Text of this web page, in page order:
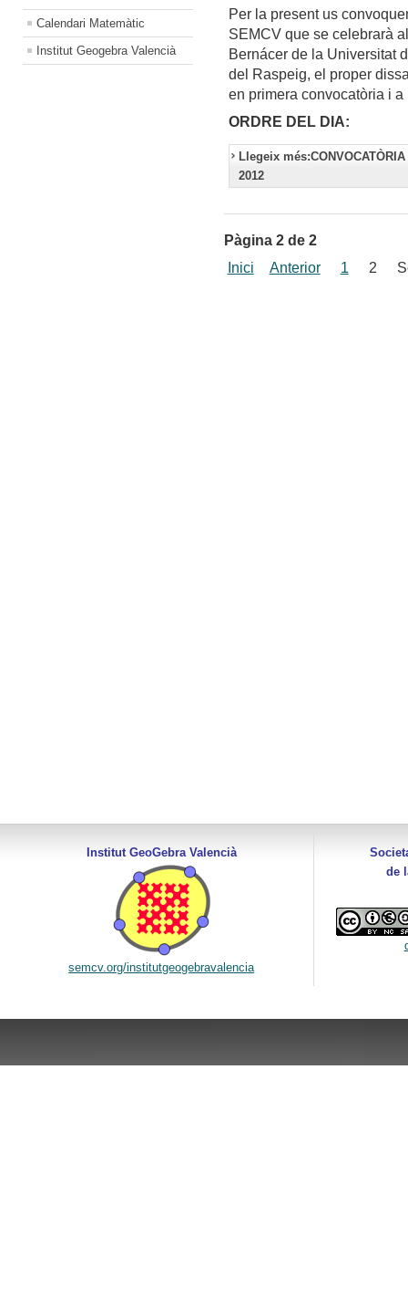
Calendari Matemàtic
Institut Geogebra Valencià
Per la present us
SEMCV que se celebrarà
Bernácer de la Universitat
del Raspeig, el proper
en primera convocatòria i
ORDRE DEL DIA:
Llegeix
2012
Pàgina 2 de 2
Inici
Anterior 1 2
Institut GeoGebra Valencià
semcv.org/institutgeogebravalencia
de